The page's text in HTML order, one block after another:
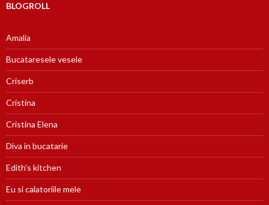
BLOGROLL
Amalia
Bucataresele vesele
Criserb
Cristina
Cristina Elena
Diva in bucatarie
Edith's kitchen
Eu si calatoriile mele